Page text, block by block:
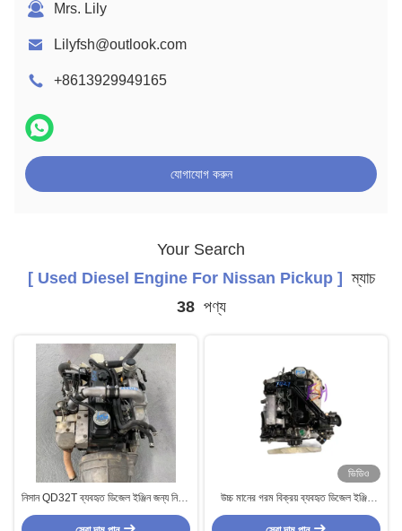
Mrs. Lily
Lilyfsh@outlook.com
+8613929949165
যোগাযোগ করুন
Your Search
[ Used Diesel Engine For Nissan Pickup ] ম্যাচ
38পণ্য
নিসান QD32T ব্যবহৃত ডিজেল ইঞ্জিন জন্য নিসান
পিকআপ ট্রাক প্রাদো
ভিডিও
উচ্চ মানের গরম বিক্রয় ব্যবহৃত ডিজেল ইঞ্জিন
Nissan TD27 পিকআপের জন্য ৪টি সিলিন্ডার